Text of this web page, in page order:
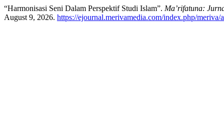
“Harmonisasi Seni Dalam Perspektif Studi Islam”. Ma’rifatuna:
August 9, 2026. https://ejournal.merivamedia.com/index.php/meriva/